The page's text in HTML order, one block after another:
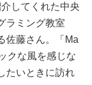
してくれた中央
ラミング教室
佐藤さん。「Ma
クな風を感じな
たいときに訪れ